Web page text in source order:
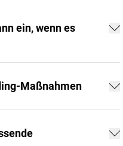
ein, wenn es
Maßnahmen